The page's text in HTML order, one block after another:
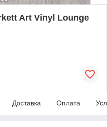
Art Vinyl Lounge
Доставка Оплата